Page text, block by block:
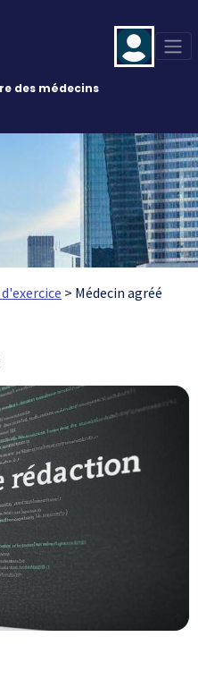
des médecins
Médecin agréé